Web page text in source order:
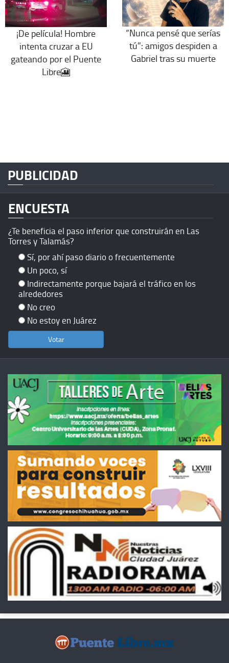
¡De película! Hombre
intenta cruzar a EU
gateando por el Puente
Libre🎦
“Nunca pensé que serías
tú”: amigos despiden a
Gabriel tras su muerte
PUBLICIDAD
ENCUESTA
¿Te beneficia el paso inferior que construirán en Las
Torres y Talamás?
Sí, por ahí paso diario o frecuentemente
Un poco, sí
Indirectamente porque bajará el tráfico en los
alrededores
No creo
No estoy en Juárez